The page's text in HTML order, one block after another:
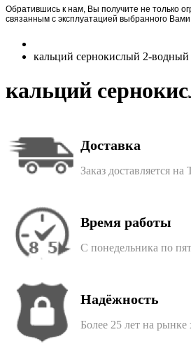
Обратившись к нам, Вы получите не только
связанным с эксплуатацией выбранного Вами
кальций сернокислый 2-
кальций
Доставка
Заказ доставляется
Время работы
С понедельника по
Надёжность
Более 25 лет на